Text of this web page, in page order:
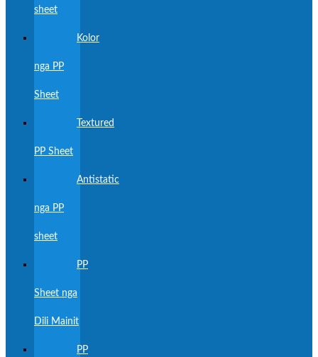
sheet
Kolor
nga PP
Sheet
Textured
PP Sheet
Antistatic
nga PP
sheet
PP
Sheet nga
Dili Mainit
PP